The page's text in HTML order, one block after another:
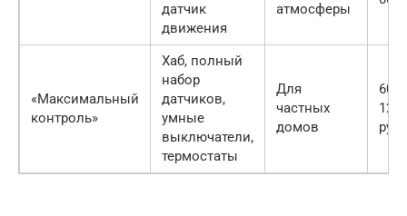
датчик
движения
атмосферы
«Максимальный
контроль»
Хаб, полный
набор
датчиков,
умные
выключатели,
термостаты
Для
частных
домов
60
120
руб.